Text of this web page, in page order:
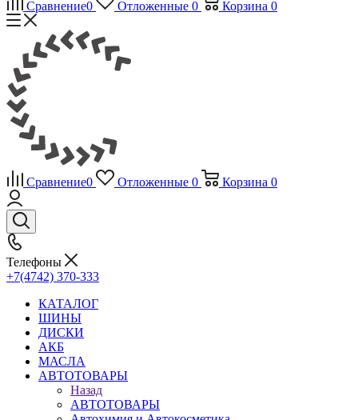
Сравнение0 Отложенные 0 Корзина 0
Сравнение0 Отложенные 0 Корзина 0
Телефоны
+7(4742) 370-333
КАТАЛОГ
ШИНЫ
ДИСКИ
АКБ
МАСЛА
АВТОТОВАРЫ
Назад
АВТОТОВАРЫ